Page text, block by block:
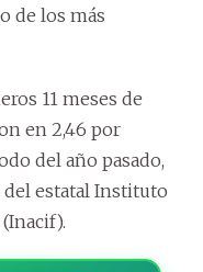
de los más
11 meses de
en 2,46 por
del año pasado,
del estatal Instituto